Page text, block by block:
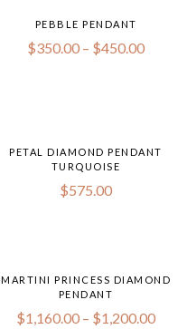
PEBBLE PENDANT
$350.00 – $450.00
PETAL DIAMOND PENDANT
TURQUOISE
$575.00
MARTINI PRINCESS DIAMOND
PENDANT
$1,160.00 – $1,200.00